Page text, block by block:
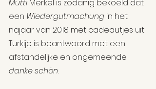
Mutti Merkel is zodanig bekoeld dat
een Wiedergutmachung in het
najaar van 2018 met cadeautjes uit
Turkije is beantwoord met een
afstandelijke en ongemeende
danke schön.